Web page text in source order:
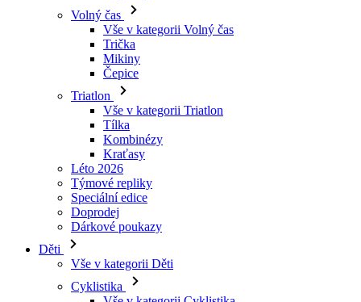
Volný čas
Vše v kategorii Volný čas
Trička
Mikiny
Čepice
Triatlon
Vše v kategorii Triatlon
Tílka
Kombinézy
Kraťasy
Léto 2026
Týmové repliky
Speciální edice
Doprodej
Dárkové poukazy
Děti
Vše v kategorii Děti
Cyklistika